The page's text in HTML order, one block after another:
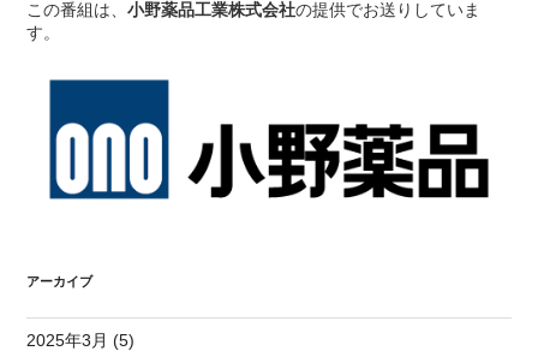
この番組は、小野薬品工業株式会社の提供でお送りしていま
す。
アーカイブ
2025年3月 (5)